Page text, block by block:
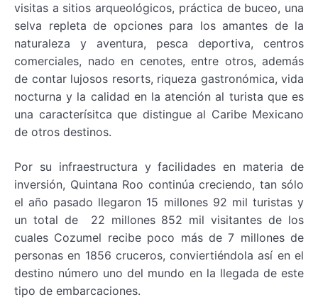
visitas a sitios arqueológicos, práctica de buceo, una
selva repleta de opciones para los amantes de la
naturaleza y aventura, pesca deportiva, centros
comerciales, nado en cenotes, entre otros, además
de contar lujosos resorts, riqueza gastronómica, vida
nocturna y la calidad en la atención al turista que es
una caracterísitca que distingue al Caribe Mexicano
de otros destinos.
Por su infraestructura y facilidades en materia de
inversión, Quintana Roo continúa creciendo, tan sólo
el año pasado llegaron 15 millones 92 mil turistas y
un total de 22 millones 852 mil visitantes de los
cuales Cozumel recibe poco más de 7 millones de
personas en 1856 cruceros, conviertiéndola así en el
destino número uno del mundo en la llegada de este
tipo de embarcaciones.